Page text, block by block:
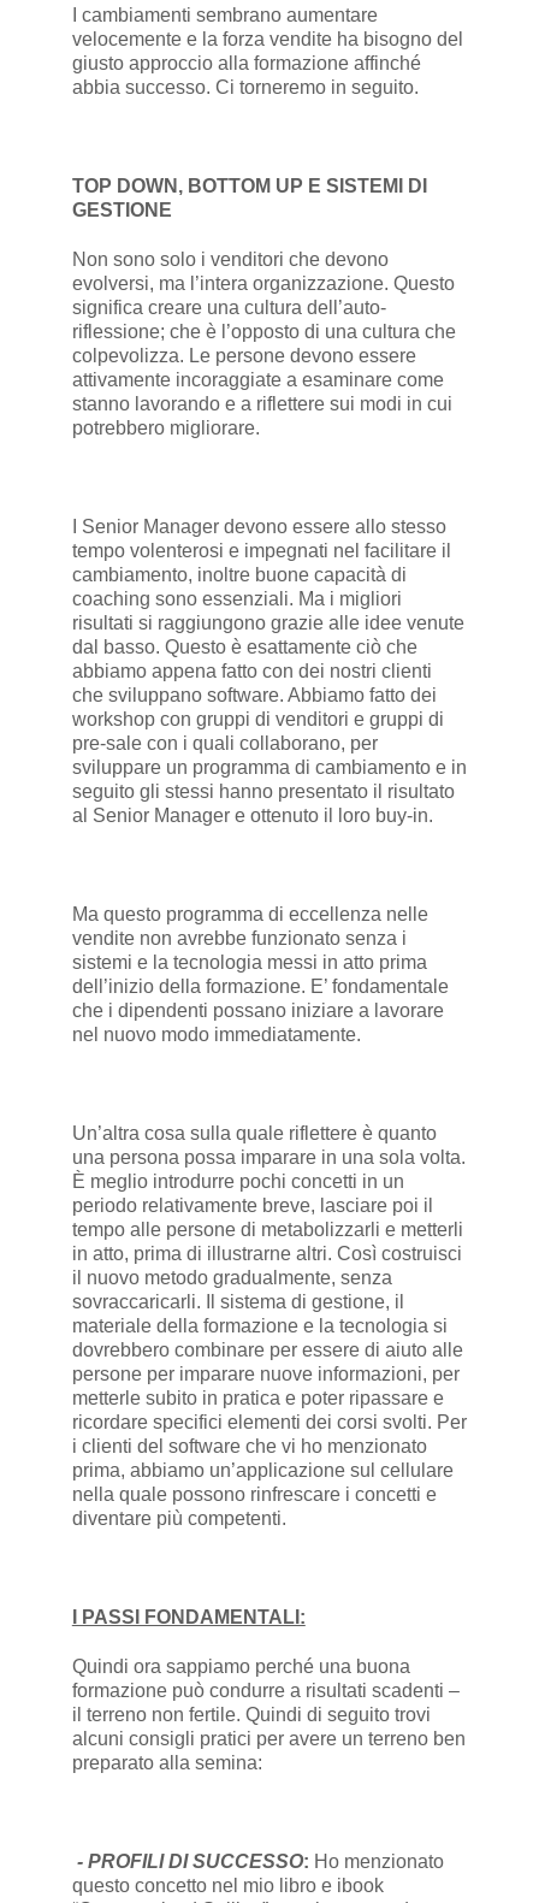
I cambiamenti sembrano aumentare
velocemente e la forza vendite ha bisogno del
giusto approccio alla formazione affinché
abbia successo. Ci torneremo in seguito.
TOP DOWN, BOTTOM UP E SISTEMI DI
GESTIONE
Non sono solo i venditori che devono
evolversi, ma l’intera organizzazione. Questo
significa creare una cultura dell’auto-
riflessione; che è l’opposto di una cultura che
colpevolizza. Le persone devono essere
attivamente incoraggiate a esaminare come
stanno lavorando e a riflettere sui modi in cui
potrebbero migliorare.
I Senior Manager devono essere allo stesso
tempo volenterosi e impegnati nel facilitare il
cambiamento, inoltre buone capacità di
coaching sono essenziali. Ma i migliori
risultati si raggiungono grazie alle idee venute
dal basso. Questo è esattamente ciò che
abbiamo appena fatto con dei nostri clienti
che sviluppano software. Abbiamo fatto dei
workshop con gruppi di venditori e gruppi di
pre-sale con i quali collaborano, per
sviluppare un programma di cambiamento e in
seguito gli stessi hanno presentato il risultato
al Senior Manager e ottenuto il loro buy-in.
Ma questo programma di eccellenza nelle
vendite non avrebbe funzionato senza i
sistemi e la tecnologia messi in atto prima
dell’inizio della formazione. E’ fondamentale
che i dipendenti possano iniziare a lavorare
nel nuovo modo immediatamente.
Un’altra cosa sulla quale riflettere è quanto
una persona possa imparare in una sola volta.
È meglio introdurre pochi concetti in un
periodo relativamente breve, lasciare poi il
tempo alle persone di metabolizzarli e metterli
in atto, prima di illustrarne altri. Così costruisci
il nuovo metodo gradualmente, senza
sovraccaricarli. Il sistema di gestione, il
materiale della formazione e la tecnologia si
dovrebbero combinare per essere di aiuto alle
persone per imparare nuove informazioni, per
metterle subito in pratica e poter ripassare e
ricordare specifici elementi dei corsi svolti. Per
i clienti del software che vi ho menzionato
prima, abbiamo un’applicazione sul cellulare
nella quale possono rinfrescare i concetti e
diventare più competenti.
I PASSI FONDAMENTALI:
Quindi ora sappiamo perché una buona
formazione può condurre a risultati scadenti –
il terreno non fertile. Quindi di seguito trovi
alcuni consigli pratici per avere un terreno ben
preparato alla semina:
- PROFILI DI SUCCESSO: Ho menzionato
questo concetto nel mio libro e ibook